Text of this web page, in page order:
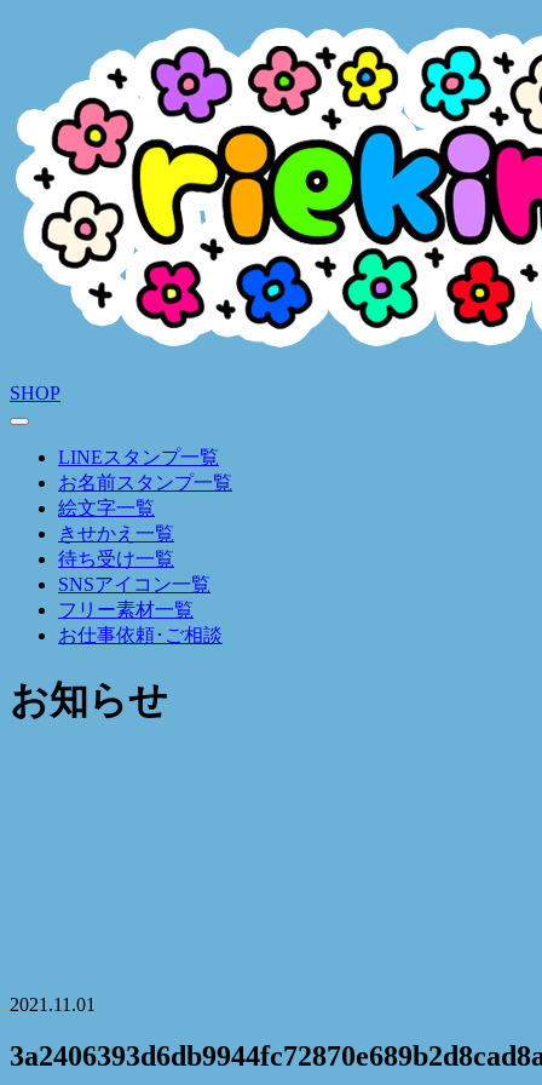
SHOP
LINEスタンプ一覧
お名前スタンプ一覧
絵文字一覧
きせかえ一覧
待ち受け一覧
SNSアイコン一覧
フリー素材一覧
お仕事依頼･ご相談
お知らせ
2021.11.01